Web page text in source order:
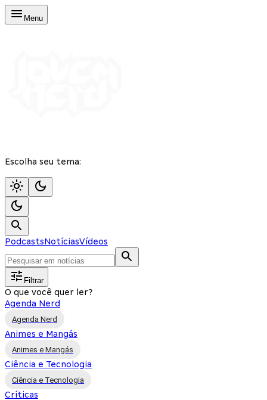
Menu
Escolha seu tema:
PodcastsNotíciasVídeos
Filtrar
O que você quer ler?
Agenda Nerd
Agenda Nerd
Animes e Mangás
Animes e Mangás
Ciência e Tecnologia
Ciência e Tecnologia
Críticas